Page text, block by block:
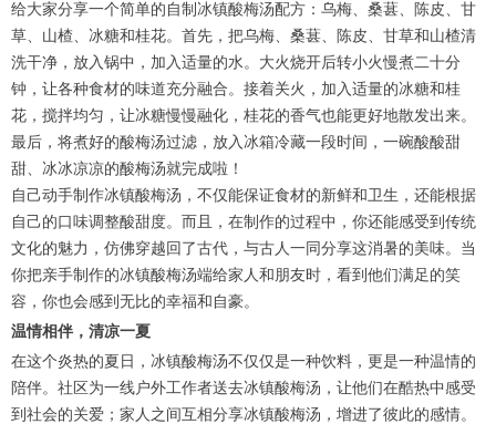
给大家分享一个简单的自制冰镇酸梅汤配方：乌梅、桑葚、陈皮、甘
草、山楂、冰糖和桂花。首先，把乌梅、桑葚、陈皮、甘草和山楂清
洗干净，放入锅中，加入适量的水。大火烧开后转小火慢煮二十分
钟，让各种食材的味道充分融合。接着关火，加入适量的冰糖和桂
花，搅拌均匀，让冰糖慢慢融化，桂花的香气也能更好地散发出来。
最后，将煮好的酸梅汤过滤，放入冰箱冷藏一段时间，一碗酸酸甜
甜、冰冰凉凉的酸梅汤就完成啦！
自己动手制作冰镇酸梅汤，不仅能保证食材的新鲜和卫生，还能根据
自己的口味调整酸甜度。而且，在制作的过程中，你还能感受到传统
文化的魅力，仿佛穿越回了古代，与古人一同分享这消暑的美味。当
你把亲手制作的冰镇酸梅汤端给家人和朋友时，看到他们满足的笑
容，你也会感到无比的幸福和自豪。
温情相伴，清凉一夏
在这个炎热的夏日，冰镇酸梅汤不仅仅是一种饮料，更是一种温情的
陪伴。社区为一线户外工作者送去冰镇酸梅汤，让他们在酷热中感受
到社会的关爱；家人之间互相分享冰镇酸梅汤，增进了彼此的感情。